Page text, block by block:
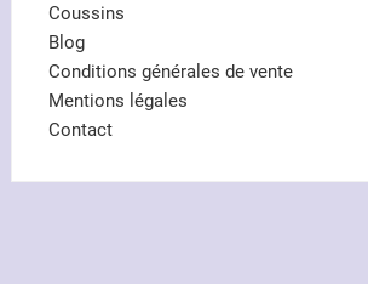
Coussins
Blog
Conditions générales de vente
Mentions légales
Contact